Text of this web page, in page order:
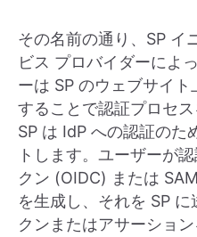
その名前の通り、SP イ
ビス プロバイダーによ
ーは SP のウェブサイ
することで認証プロセス
SP は IdP への認証のた
トします。ユーザーが
クン (OIDC) または
を生成し、それを SP
クンまたはアサーショ